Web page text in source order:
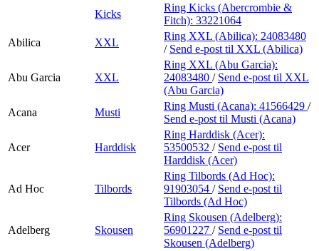
Kicks
Ring Kicks (Abercrombie &
Fitch): 33221064
Abilica
XXL
Ring XXL (Abilica): 24083480
/ Send e-post til XXL (Abilica)
Abu Garcia XXL
Ring XXL (Abu Garcia):
24083480 / Send e-post til XXL
(Abu Garcia)
Acana
Musti
Ring Musti (Acana): 41566429 /
Send e-post til Musti (Acana)
Acer Harddisk
Ring Harddisk (Acer):
53500532 / Send e-post til
Harddisk (Acer)
Ad Hoc Tilbords
Ring Tilbords (Ad Hoc):
91903054 / Send e-post til
Tilbords (Ad Hoc)
Adelberg Skousen
Ring Skousen (Adelberg):
56901227 / Send e-post til
Skousen (Adelberg)